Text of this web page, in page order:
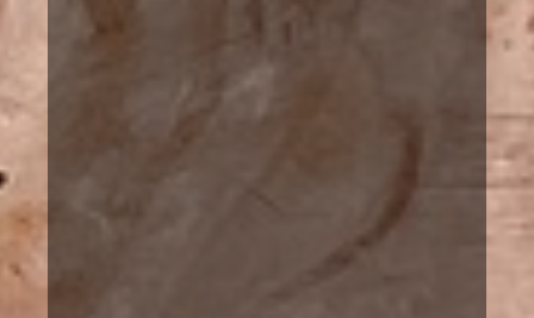
...ja nauttia
Kaijonselän mökit ovat ehkä paras tapa
ja nauttia Suomen luonnosta.